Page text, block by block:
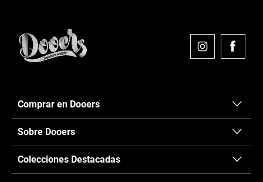
Comprar en Dooers
Sobre Dooers
Colecciones Destacadas